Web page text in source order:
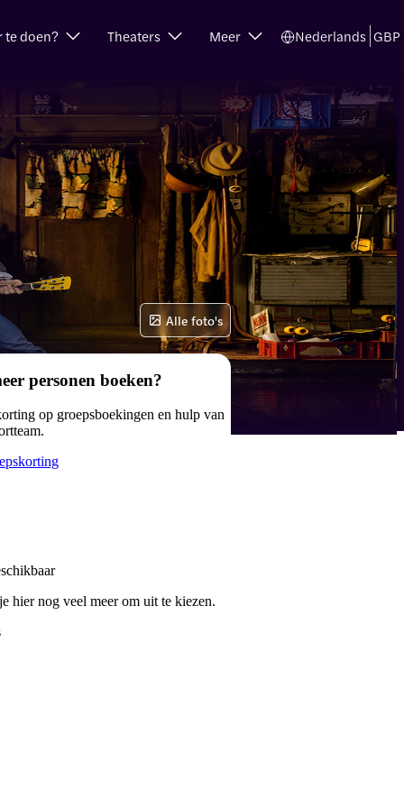
te doen? Theaters Meer Nederlands GBP
Alle foto's
personen boeken?
op groepsboekingen en hulp van
hier nog veel meer om uit te kiezen.